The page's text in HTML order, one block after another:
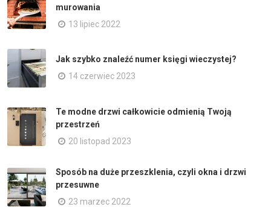
murowania
13 lipiec 2022
Jak szybko znaleźć numer księgi wieczystej?
14 czerwiec 2023
Te modne drzwi całkowicie odmienią Twoją
przestrzeń
20 listopad 2023
Sposób na duże przeszklenia, czyli okna i drzwi
przesuwne
23 marzec 2022